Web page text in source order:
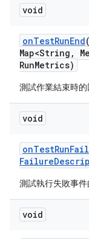
void
onTestRunEnd(
Map<String ,
RunMetrics)
測試作業結束時的
void
onTestRun
Failure
測試執行失敗事
void